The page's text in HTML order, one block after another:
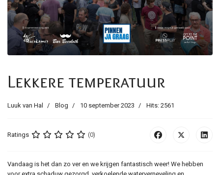
Lekkere temperatuur
Luuk van Hal Blog 10 september 2023 Hits: 2561
Ratings (0)
Vandaag is het dan zo ver en we krijgen fantastisch weer! We hebben